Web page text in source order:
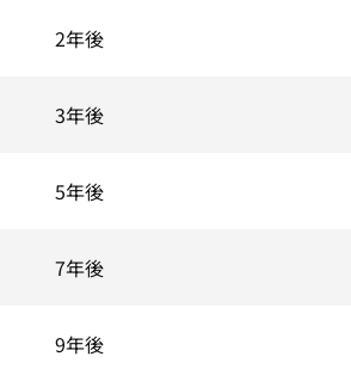
2年後
3年後
5年後
7年後
9年後